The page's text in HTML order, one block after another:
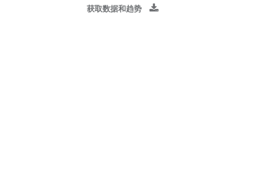
获取数据和趋势